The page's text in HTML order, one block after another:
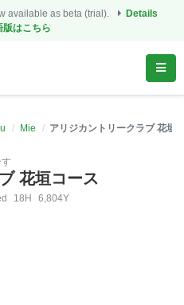
available as beta (trial).
Details
版はこちら
Mie アリジカントリークラブ 花垣
花垣コース
18H 6,804Y